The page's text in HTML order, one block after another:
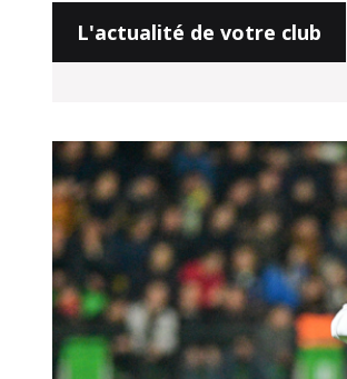
L'actualité de votre club